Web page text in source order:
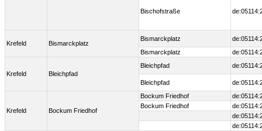
Bischofstraße
Krefeld Bismarckplatz
Bismarckplatz
Bismarckplatz
Krefeld Bleichpfad
Bleichpfad
Bleichpfad
Krefeld Bockum Friedhof
Bockum Friedhof
Bockum Friedhof